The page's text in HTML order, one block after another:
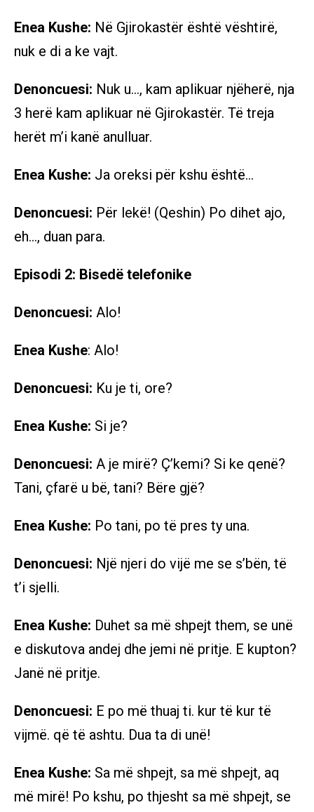
Enea Kushe: Në Gjirokastër është vështirë,
nuk e di a ke vajt.
Denoncuesi: Nuk u…, kam aplikuar njëherë, nja
3 herë kam aplikuar në Gjirokastër. Të treja
herët m’i kanë anulluar.
Enea Kushe: Ja oreksi për kshu është…
Denoncuesi: Për lekë! (Qeshin) Po dihet ajo,
eh…, duan para.
Episodi 2: Bisedë telefonike
Denoncuesi: Alo!
Enea Kushe: Alo!
Denoncuesi: Ku je ti, ore?
Enea Kushe: Si je?
Denoncuesi: A je mirë? Ç’kemi? Si ke qenë?
Tani, çfarë u bë, tani? Bëre gjë?
Enea Kushe: Po tani, po të pres ty una.
Denoncuesi: Një njeri do vijë me se s’bën, të
t’i sjelli.
Enea Kushe: Duhet sa më shpejt them, se unë
e diskutova andej dhe jemi në pritje. E kupton?
Janë në pritje.
Denoncuesi: E po më thuaj ti. kur të kur të
vijmë. që të ashtu. Dua ta di unë!
Enea Kushe: Sa më shpejt, sa më shpejt, aq
më mirë! Po kshu, po thjesht sa më shpejt, se